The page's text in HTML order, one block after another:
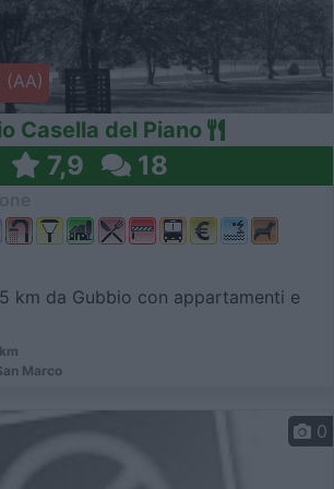
(AA)
Casella del Piano
7,9 18
km da Gubbio con appartamenti e
Marco
0